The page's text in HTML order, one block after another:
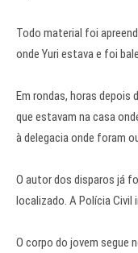
Todo material foi
onde Yuri estava e foi
Em rondas, horas depois
que estavam na casa
à delegacia onde foram
O autor dos disparos já
localizado. A Polícia Civil
O corpo do jovem segue